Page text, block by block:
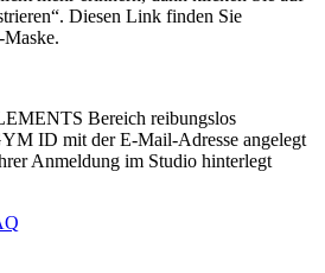
Diesen Link finden Sie
Bereich reibungslos
ID mit der E-Mail-Adresse angelegt
Anmeldung im Studio hinterlegt